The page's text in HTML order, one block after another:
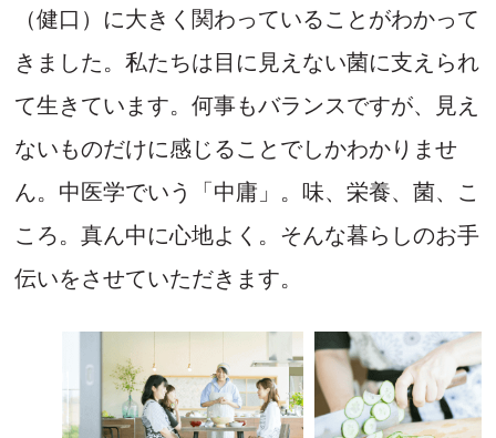
日程： 2027年05月11日(火)
時間：10:00-13:30
厨 講座
卒業生の為の極みコース 第９期ー第
４回
日程：2027年05月06日(木)
厨 講座
（健口）に大きく関わっていることがわかって
きました。私たちは目に見えない菌に支えられ
て生きています。何事もバランスですが、見え
ないものだけに感じることでしかわかりませ
ん。中医学でいう「中庸」。味、栄養、菌、こ
ころ。真ん中に心地よく。そんな暮らしのお手
伝いをさせていただきます。